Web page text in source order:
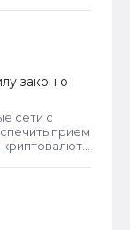
закон о
сети с
прием
страны.